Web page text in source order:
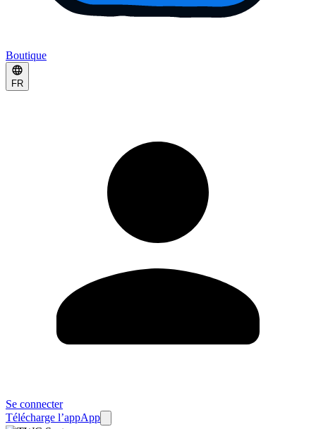
Boutique
FR
Se connecter
Télécharge l’appApp